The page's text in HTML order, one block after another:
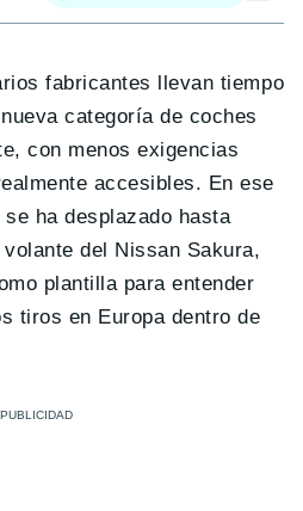
fabricantes llevan tiempo
categoría de coches
con menos exigencias
accesibles. En ese
ha desplazado hasta
del Nissan Sakura,
plantilla para entender
tiros en Europa dentro de